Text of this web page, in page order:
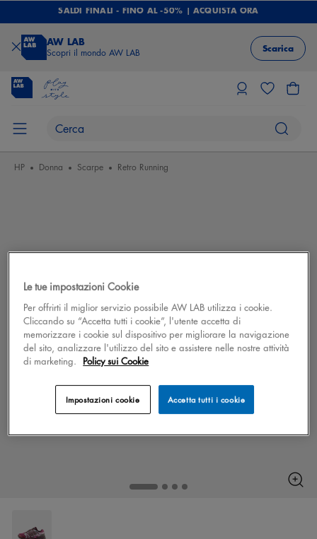
SALDI FINALI - FINO AL -50% | ACQUISTA ORA
AW LAB
Scopri il mondo AW LAB Scarica
HP Donna Scarpe Retro Running
Le tue impostazioni Cookie
Per offrirti il miglior servizio possibile AW LAB utilizza i cookie.
Cliccando su “Accetta tutti i cookie”, l'utente accetta di
memorizzare i cookie sul dispositivo per migliorare la navigazione
del sito, analizzare l'utilizzo del sito e assistere nelle nostre attività
di marketing. Policy sui Cookie
Accetta tutti i cookie
Impostazioni cookie